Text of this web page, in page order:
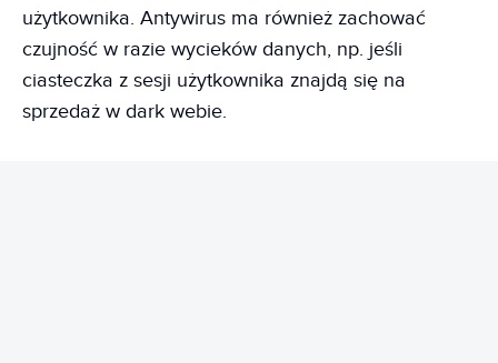
użytkownika. Antywirus ma również zachować
czujność w razie wycieków danych, np. jeśli
ciasteczka z sesji użytkownika znajdą się na
sprzedaż w dark webie.